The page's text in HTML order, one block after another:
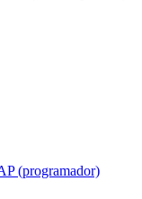
(programador)